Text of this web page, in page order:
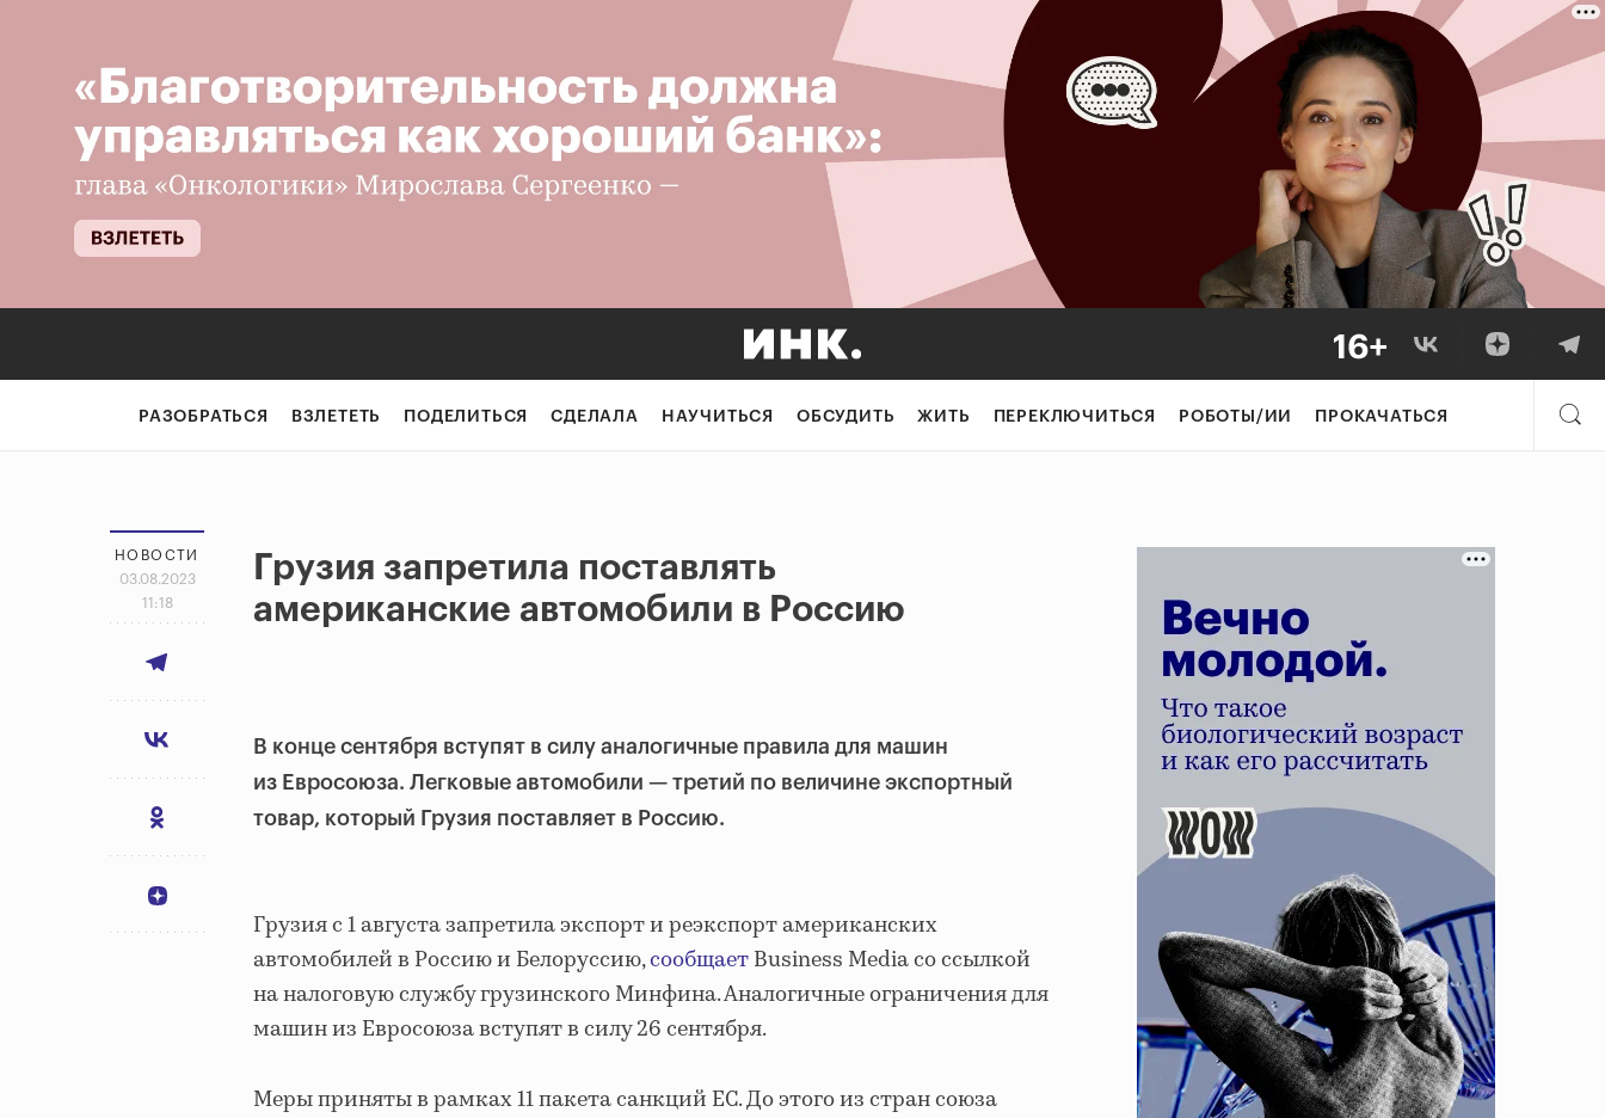
РАЗОБРАТЬСЯ ВЗЛЕТЕТЬ ПОДЕЛИТЬСЯ СДЕЛАЛА НАУЧИТЬСЯ ОБСУДИТЬ ЖИТЬ ПЕРЕКЛЮЧИТЬСЯ РОБОТЫ/ИИ ПРОКАЧАТЬСЯ
НОВОСТИ
03.08.2023
11:18
Грузия запретила поставлять
американские автомобили в Россию
В конце сентября вступят в силу аналогичные правила для машин
из Евросоюза. Легковые автомобили — третий по величине экспортный
товар, который Грузия поставляет в Россию.
Грузия с 1 августа запретила экспорт и реэкспорт американских
автомобилей в Россию и Белоруссию,сообщаетBusiness Media со ссылкой
на налоговую службу грузинского Минфина. Аналогичные ограничения для
машин из Евросоюза вступят в силу 26 сентября.
Меры приняты в рамках 11 пакета санкций ЕС. До этого из стран союза